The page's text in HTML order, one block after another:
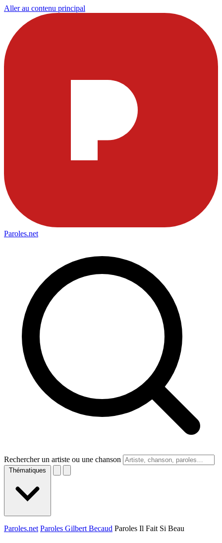
Aller au contenu principal
Paroles.net
Rechercher un artiste ou une chanson
Thématiques
Paroles.net Paroles Gilbert Becaud Paroles Il Fait Si Beau